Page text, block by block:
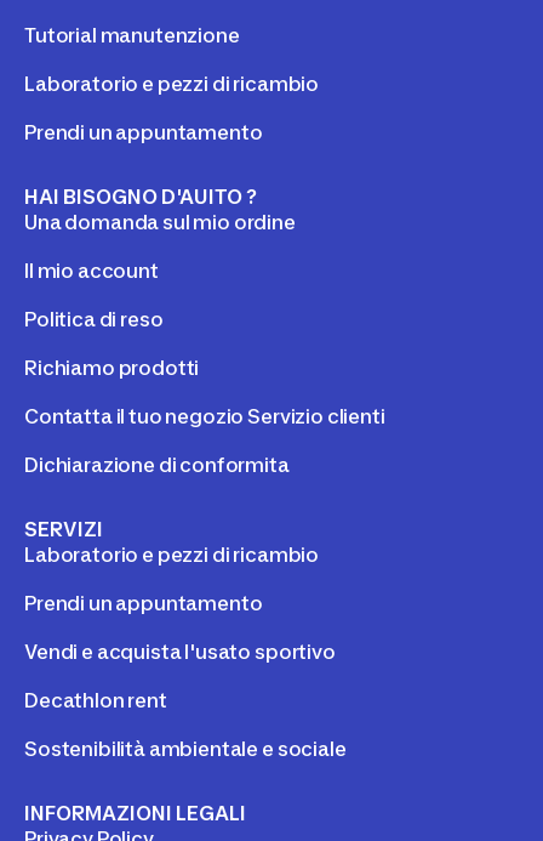
Tutorial manutenzione
Laboratorio e pezzi di ricambio
Prendi un appuntamento
HAI BISOGNO D'AUITO ?
Una domanda sul mio ordine
Il mio account
Politica di reso
Richiamo prodotti
Contatta il tuo negozio Servizio clienti
Dichiarazione di conformita
SERVIZI
Laboratorio e pezzi di ricambio
Prendi un appuntamento
Vendi e acquista l'usato sportivo
Decathlon rent
Sostenibilità ambientale e sociale
INFORMAZIONI LEGALI